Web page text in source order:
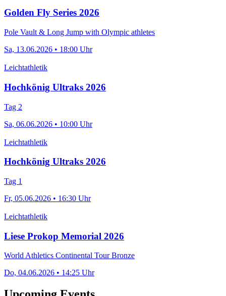
Golden Fly Series 2026
Pole Vault & Long Jump with Olympic athletes
Sa, 13.06.2026 • 18:00 Uhr
Leichtathletik
Hochkönig Ultraks 2026
Tag 2
Sa, 06.06.2026 • 10:00 Uhr
Leichtathletik
Hochkönig Ultraks 2026
Tag 1
Fr, 05.06.2026 • 16:30 Uhr
Leichtathletik
Liese Prokop Memorial 2026
World Athletics Continental Tour Bronze
Do, 04.06.2026 • 14:25 Uhr